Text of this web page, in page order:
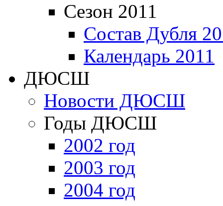
Сезон 2011
Состав Дубля
Календарь 2011
ДЮСШ
Новости ДЮСШ
Годы ДЮСШ
2002 год
2003 год
2004 год